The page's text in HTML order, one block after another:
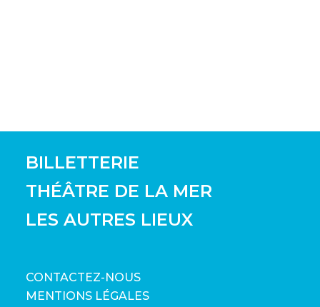
BILLETTERIE
THÉÂTRE DE LA MER
LES AUTRES LIEUX
CONTACTEZ-NOUS
MENTIONS LÉGALES